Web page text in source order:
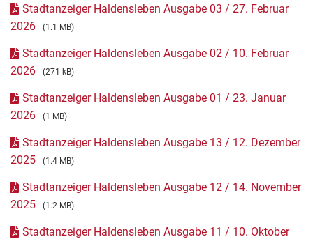
Stadtanzeiger Haldensleben Ausgabe 03 / 27. Februar
2026
(1.1 MB)
Stadtanzeiger Haldensleben Ausgabe 02 / 10. Februar
2026
(271 kB)
Stadtanzeiger Haldensleben Ausgabe 01 / 23. Januar
2026
(1 MB)
Stadtanzeiger Haldensleben Ausgabe 13 / 12. Dezember
2025
(1.4 MB)
Stadtanzeiger Haldensleben Ausgabe 12 / 14. November
2025
(1.2 MB)
Stadtanzeiger Haldensleben Ausgabe 11 / 10. Oktober